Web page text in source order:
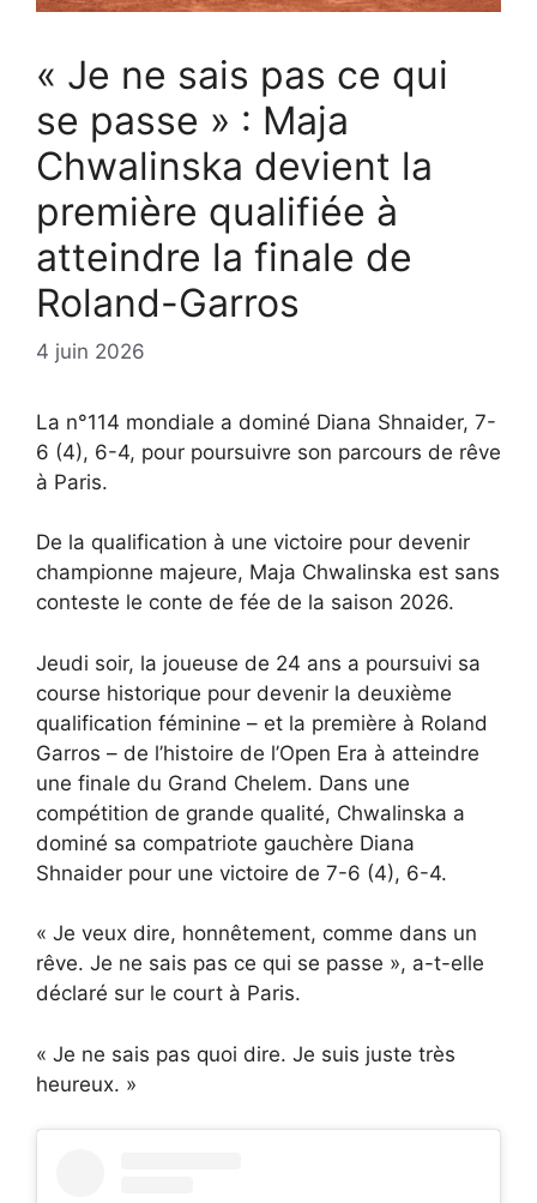
« Je ne sais pas ce qui
se passe » : Maja
Chwalinska devient la
première qualifiée à
atteindre la finale de
Roland-Garros
4 juin 2026
La n°114 mondiale a dominé Diana Shnaider, 7-
6 (4), 6-4, pour poursuivre son parcours de rêve
à Paris.
De la qualification à une victoire pour devenir
championne majeure, Maja Chwalinska est sans
conteste le conte de fée de la saison 2026.
Jeudi soir, la joueuse de 24 ans a poursuivi sa
course historique pour devenir la deuxième
qualification féminine – et la première à Roland
Garros – de l’histoire de l’Open Era à atteindre
une finale du Grand Chelem. Dans une
compétition de grande qualité, Chwalinska a
dominé sa compatriote gauchère Diana
Shnaider pour une victoire de 7-6 (4), 6-4.
« Je veux dire, honnêtement, comme dans un
rêve. Je ne sais pas ce qui se passe », a-t-elle
déclaré sur le court à Paris.
« Je ne sais pas quoi dire. Je suis juste très
heureux. »